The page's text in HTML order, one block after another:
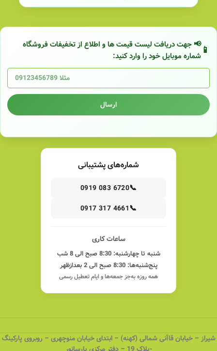
📢 جهت دریافت لیست قیمت ها و اطلاع از تخفیفات فروشگاه
شماره موبایل خود را وارد کنید:
ارسال
شماره‌های پشتیبانی
📞
0919 083 6720
📞
0917 317 4661
ساعات کاری
شنبه تا چهارشنبه: 8:30 صبح الی 8 شب
پنج‌شنبه‌ها: 8:30 صبح الی 2 بعدازظهر
همه روزه به‌جز جمعه‌ها و ایام تعطیل رسمی
شیراز – خیابان قاآنی شمالی (کهنه) – ابتدای خیابان منوچهری – روبروی پارکینگ